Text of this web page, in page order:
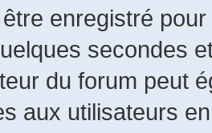
enregistré
secondes
du forum peut
aux utilisateurs